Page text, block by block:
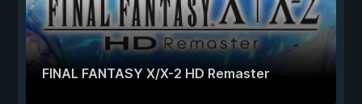
FINAL FANTASY X/X-2 HD Remaster